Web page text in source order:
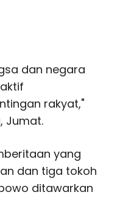
dan negara
rakyat,"
Jumat.
yang
dan tiga tokoh
ditawarkan